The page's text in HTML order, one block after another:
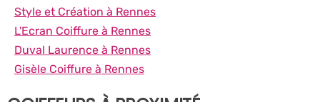
Style et Création à Rennes
L'Ecran Coiffure à Rennes
Duval Laurence à Rennes
Gisèle Coiffure à Rennes